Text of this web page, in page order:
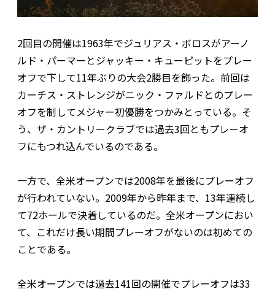
2回目の開催は1963年でジュリアス・ボロスがアーノ
ルド・パーマーとジャッキー・キューピットをプレー
オフで下して11年ぶりの大会2勝目を飾った。前回は
カーチス・ストレンジがニック・ファルドとのプレー
オフを制してメジャー初優勝をつかみとっている。そ
う、ザ・カントリークラブでは過去3回ともプレーオ
フにもつれ込んでいるのである。
一方で、全米オープンでは2008年を最後にプレーオフ
が行われていない。2009年から昨年まで、13年連続し
て72ホールで決着しているのだ。全米オープンにおい
て、これだけ長い期間プレーオフがないのは初めての
ことである。
全米オープンでは過去141回の開催でプレーオフは33